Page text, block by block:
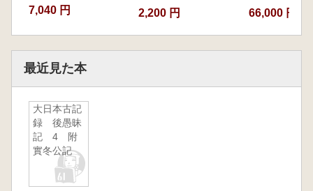
7,040 円 2,200 円 66,000 円
最近見た本
大日本古記
録 後愚昧
記 4 附
實冬公記